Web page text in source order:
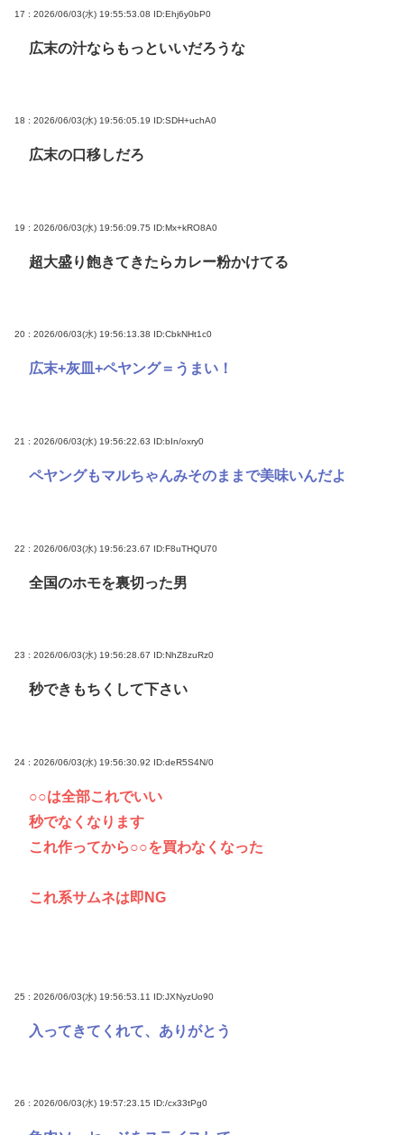
17 : 2026/06/03(水) 19:55:53.08 ID:Ehj6y0bP0
広末の汁ならもっといいだろうな
18 : 2026/06/03(水) 19:56:05.19 ID:SDH+uchA0
広末の口移しだろ
19 : 2026/06/03(水) 19:56:09.75 ID:Mx+kRO8A0
超大盛り飽きてきたらカレー粉かけてる
20 : 2026/06/03(水) 19:56:13.38 ID:CbkNHt1c0
広末+灰皿+ペヤング＝うまい！
21 : 2026/06/03(水) 19:56:22.63 ID:bIn/oxry0
ペヤングもマルちゃんみそのままで美味いんだよ
22 : 2026/06/03(水) 19:56:23.67 ID:F8uTHQU70
全国のホモを裏切った男
23 : 2026/06/03(水) 19:56:28.67 ID:NhZ8zuRz0
秒できもちくして下さい
24 : 2026/06/03(水) 19:56:30.92 ID:deR5S4N/0
○○は全部これでいい
秒でなくなります
これ作ってから○○を買わなくなった
これ系サムネは即NG
25 : 2026/06/03(水) 19:56:53.11 ID:JXNyzUo90
入ってきてくれて、ありがとう
26 : 2026/06/03(水) 19:57:23.15 ID:/cx33tPg0